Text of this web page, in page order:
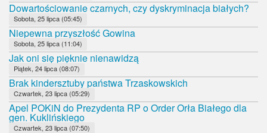
Dowartościowanie czarnych, czy dyskryminacja białych?
Sobota, 25 lipca (05:45)
Niepewna przyszłość Gowina
Sobota, 25 lipca (11:04)
Jak oni się pięknie nienawidzą
Piątek, 24 lipca (08:07)
Brak kindersztuby państwa Trzaskowskich
Czwartek, 23 lipca (05:29)
Apel POKiN do Prezydenta RP o Order Orła Białego dla
gen. Kuklińskiego
Czwartek, 23 lipca (07:50)